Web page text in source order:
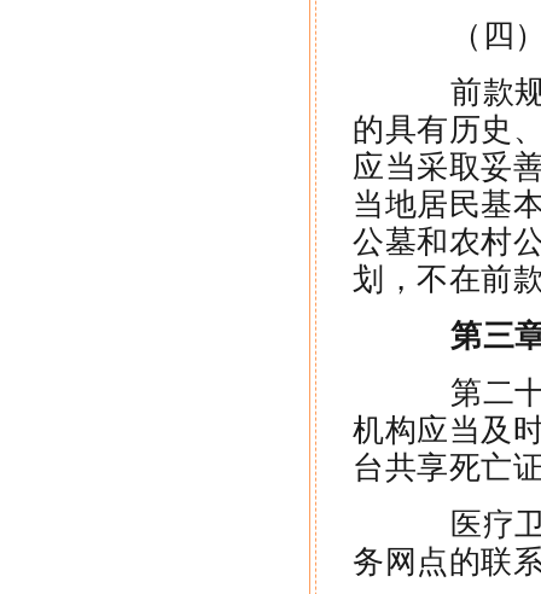
（四）
前款规
的具有历史
应当采取妥
当地居民基
公墓和农村
划，不在前
第三
第二十
机构应当及
台共享死亡
医疗卫
务网点的联